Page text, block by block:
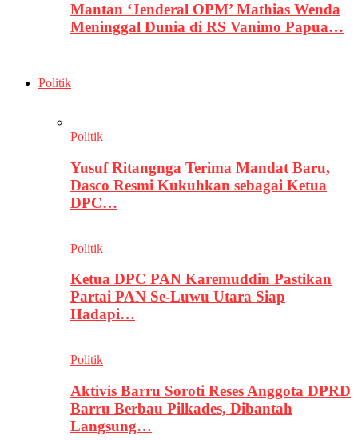
Mantan ‘Jenderal OPM’ Mathias Wenda
Meninggal Dunia di RS Vanimo Papua…
Politik
Politik
Yusuf Ritangnga Terima Mandat Baru,
Dasco Resmi Kukuhkan sebagai Ketua
DPC…
Politik
Ketua DPC PAN Karemuddin Pastikan
Partai PAN Se-Luwu Utara Siap
Hadapi…
Politik
Aktivis Barru Soroti Reses Anggota DPRD
Barru Berbau Pilkades, Dibantah
Langsung…